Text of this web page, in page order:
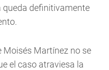
queda definitivamente
Moisés Martínez no se
el caso atraviesa la